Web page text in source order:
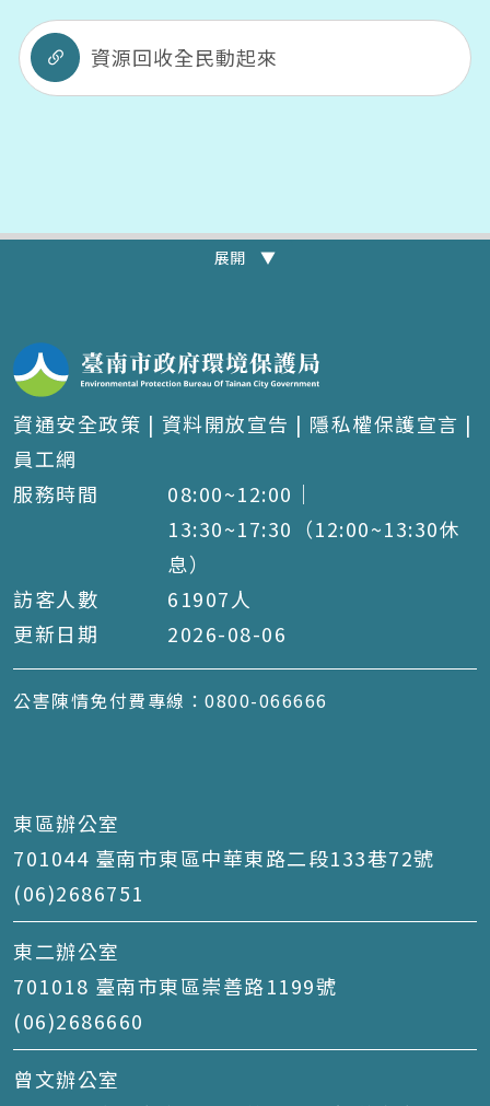
資源回收全民動起來
展開 ▼
資通安全政策 | 資料開放宣告 | 隱私權保護宣言 |
員工網
服務時間
08:00~12:00｜
13:30~17:30（12:00~13:30休
息）
訪客人數
61907 人
更新日期
2026-08-06
公害陳情免付費專線：0800-066666
東區辦公室
701044 臺南市東區中華東路二段133巷72號
(06)2686751
東二辦公室
701018 臺南市東區崇善路1199號
(06)2686660
曾文辦公室